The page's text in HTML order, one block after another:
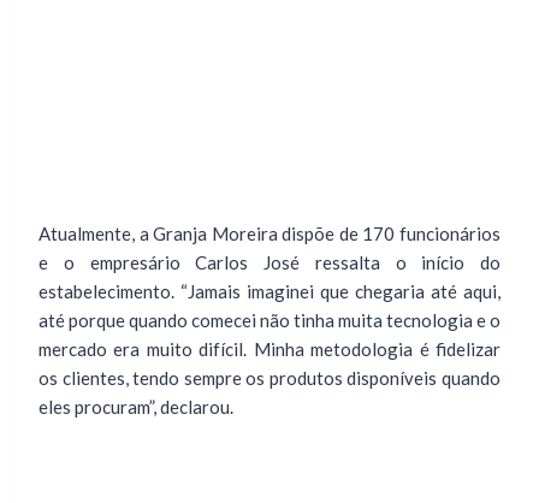
Atualmente, a Granja Moreira dispõe de 170 funcionários
e o empresário Carlos José ressalta o início do
estabelecimento. “Jamais imaginei que chegaria até aqui,
até porque quando comecei não tinha muita tecnologia e o
mercado era muito difícil. Minha metodologia é fidelizar
os clientes, tendo sempre os produtos disponíveis quando
eles procuram”, declarou.